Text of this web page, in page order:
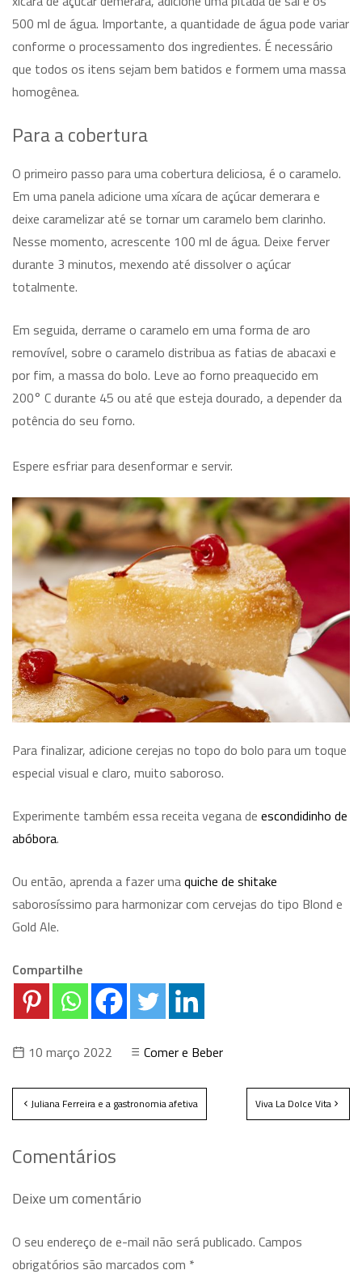
500 ml de água. Importante, a quantidade de água pode variar
conforme o processamento dos ingredientes. É necessário
que todos os itens sejam bem batidos e formem uma massa
homogênea.
Para a cobertura
O primeiro passo para uma cobertura deliciosa, é o caramelo.
Em uma panela adicione uma xícara de açúcar demerara e
deixe caramelizar até se tornar um caramelo bem clarinho.
Nesse momento, acrescente 100 ml de água. Deixe ferver
durante 3 minutos, mexendo até dissolver o açúcar
totalmente.
Em seguida, derrame o caramelo em uma forma de aro
removível, sobre o caramelo distribua as fatias de abacaxi e
por fim, a massa do bolo. Leve ao forno preaquecido em
200° C durante 45 ou até que esteja dourado, a depender da
potência do seu forno.
Espere esfriar para desenformar e servir.
Para finalizar, adicione cerejas no topo do bolo para um toque
especial visual e claro, muito saboroso.
Experimente também essa receita vegana de escondidinho de
abóbora.
Ou então, aprenda a fazer umaquiche de shitake
saborosíssimo para harmonizar com cervejas do tipo Blond e
Gold Ale.
Compartilhe
10 março 2022 Comer e Beber
Juliana Ferreira e a gastronomia afetiva Viva La Dolce Vita
Comentários
Deixe um comentário
O seu endereço de e-mail não será publicado. Campos
obrigatórios são marcados com *